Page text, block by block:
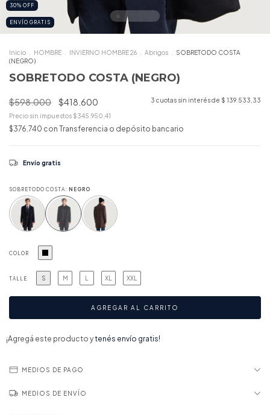
30% OFF
ENVÍO GRATIS
Inicio HOMBRE INVIERNO HOMBRE 26 Abrigos
SOBRETODO COSTA
(NEGRO)
SOBRETODO COSTA (NEGRO)
$598.000 $418.600 3 cuotas sin interés de $ 139.533,33
Precio sin impuestos $345.950,41
$376.740 con Transferencia o depósito bancario
Envío gratis
SOBRETODO COSTA: NEGRO
COLOR
TALLE S M XL XXL
¡Agregá este producto ytenés envío gratis!
MEDIOS DE PAGO
MEDIOS DE ENVÍO